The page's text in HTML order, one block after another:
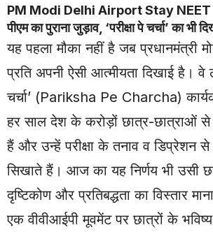
PM Modi Delhi Airport Stay NEET
पीएम का पुराना जुड़ाव, ‘परीक्षा पे चर्चा’ का भी
यह पहला मौका नहीं है जब प्रधानमंत्री
प्रति अपनी ऐसी आत्मीयता दिखाई है। वे
चर्चा’ (Pariksha Pe Charcha)
हर साल देश के करोड़ों छात्र-छात्राओं से
हैं और उन्हें परीक्षा के तनाव व डिप्रेशन
सिखाते हैं। आज का यह निर्णय भी उसी
दृष्टिकोण और प्रतिबद्धता का विस्तार
एक वीवीआईपी मूवमेंट पर छात्रों के